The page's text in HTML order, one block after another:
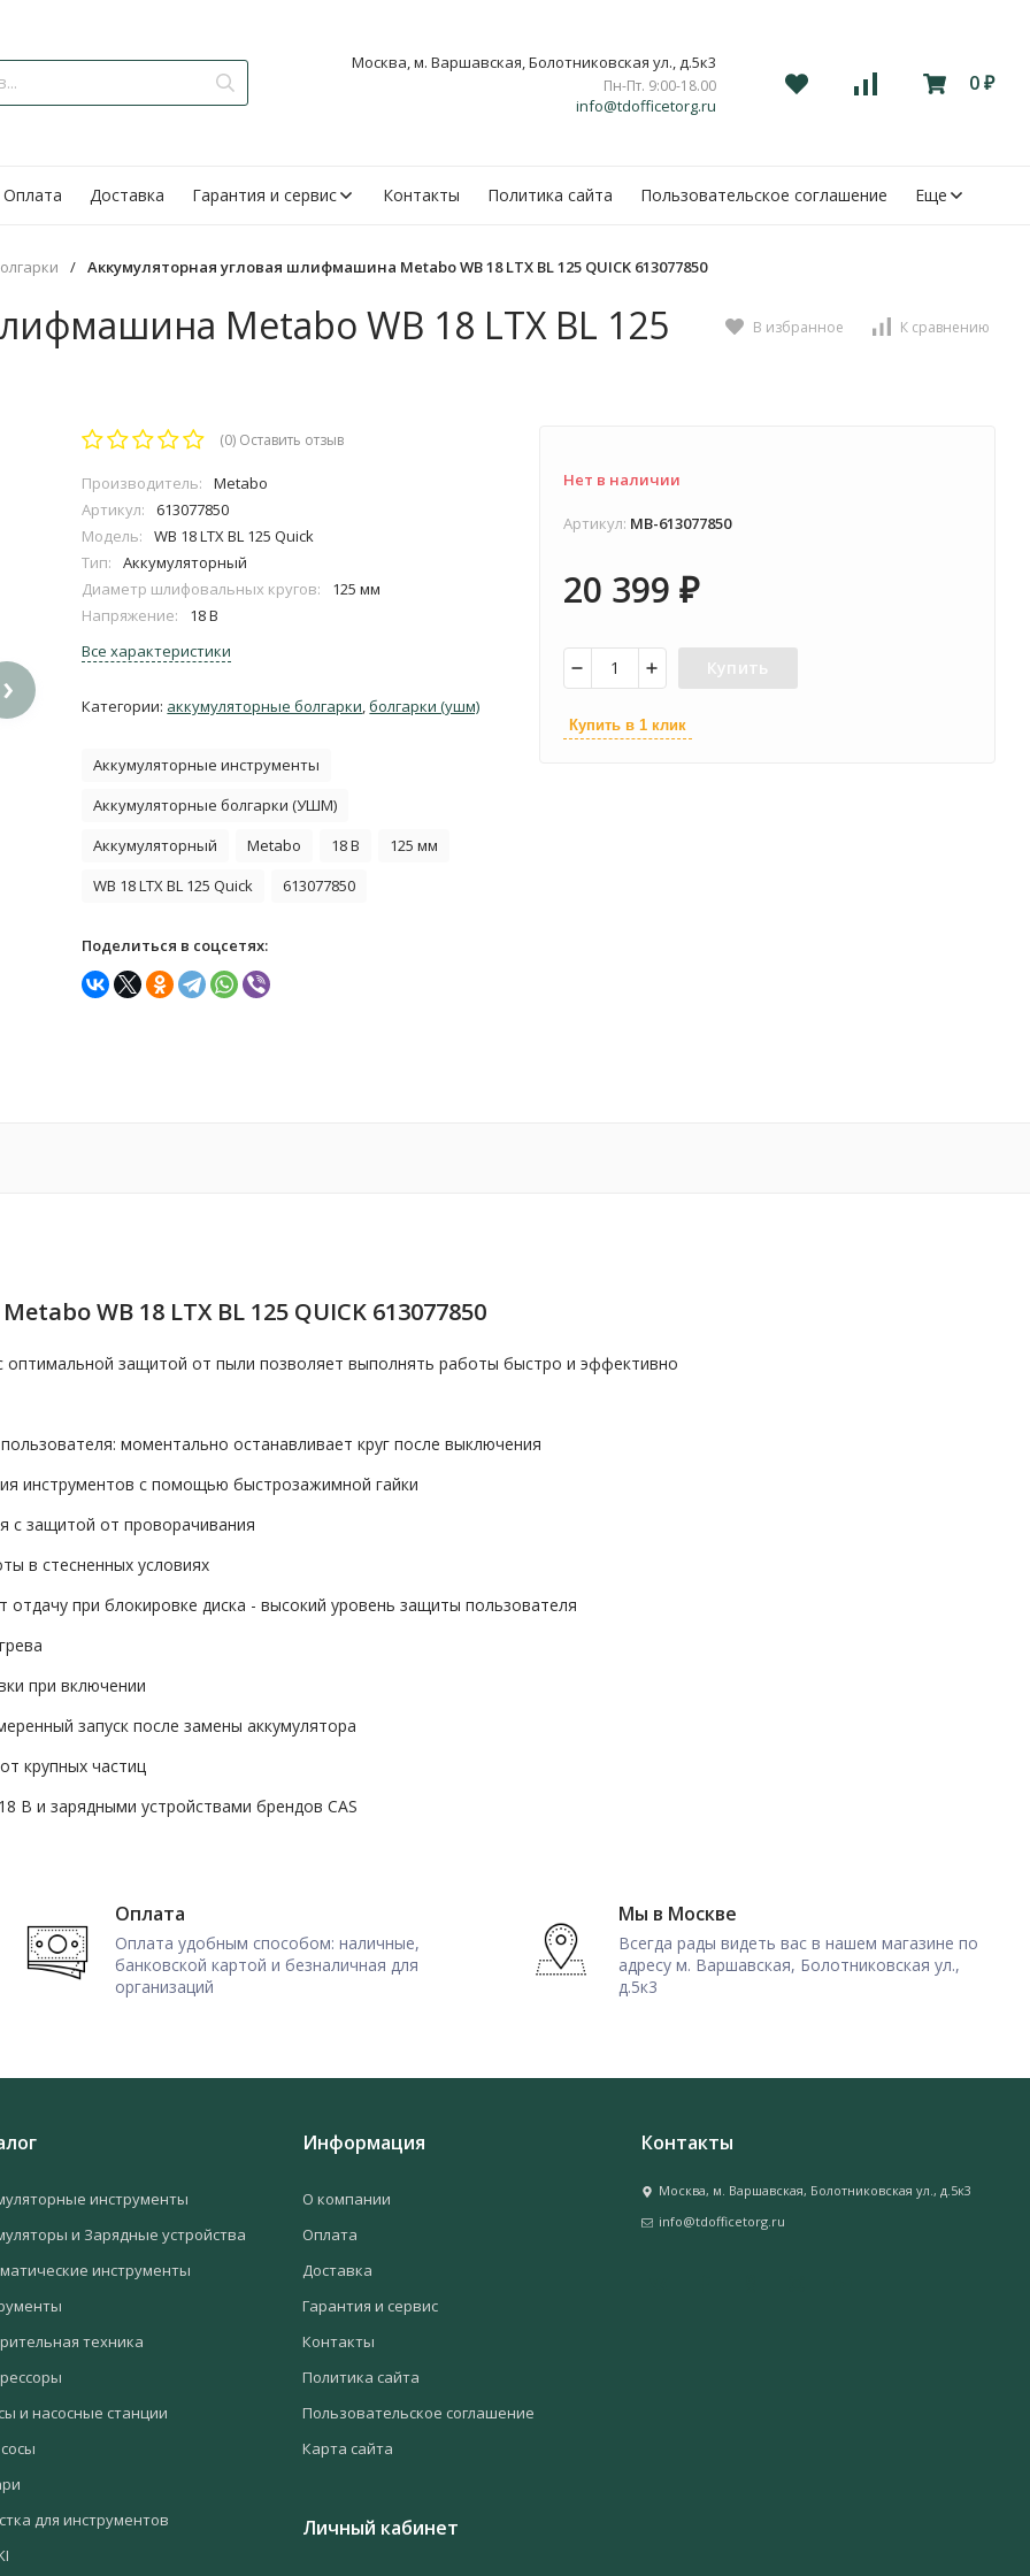
Москва, м. Варшавская, Болотниковская ул., д.5к3
Пн-Пт. 9:00-18.00
info@tdofficetorg.ru
0 ₽
Оплата Доставка Гарантия и сервис Контакты Политика сайта Пользовательское соглашение Еще
/ Аккумуляторная угловая шлифмашина Metabo WB 18 LTX BL 125 QUICK 613077850
Metabo WB 18 LTX BL 125 В избранное К сравнению
›
(0) Оставить отзыв
Производитель:
Metabo
Артикул:
613077850
Модель:
WB 18 LTX BL 125 Quick
Тип:
Аккумуляторный
Диаметр шлифовальных кругов:
125 мм
Напряжение:
18 В
Все характеристики
Категории: аккумуляторные болгарки,болгарки (ушм)
Аккумуляторные инструменты
Аккумуляторные болгарки (УШМ)
Аккумуляторный
Metabo 18 В
125 мм
WB 18 LTX BL 125 Quick
613077850
Поделиться в соцсетях:
Нет в наличии
Артикул: MB-613077850
20 399 ₽
Купить
Купить в 1 клик
WB 18 LTX BL 125 QUICK 613077850
защитой от пыли позволяет выполнять работы быстро и эффективно
моментально останавливает круг после выключения
инструментов с помощью быстрозажимной гайки
с защитой от проворачивания
в стесненных условиях
при блокировке диска - высокий уровень защиты пользователя
при включении
запуск после замены аккумулятора
крупных частиц
В и зарядными устройствами брендов CAS
Оплата
Оплата удобным способом: наличные,
банковской картой и безналичная для
организаций
Мы в Москве
Всегда рады видеть вас в нашем магазине по
адресу м. Варшавская, Болотниковская ул.,
д.5к3
инструменты
и Зарядные устройства
инструменты
техника
и насосные станции
для инструментов
Информация
О компании
Оплата
Доставка
Гарантия и сервис
Контакты
Политика сайта
Пользовательское соглашение
Карта сайта
Личный кабинет
Контакты
Москва, м. Варшавская, Болотниковская ул., д.5к3
info@tdofficetorg.ru